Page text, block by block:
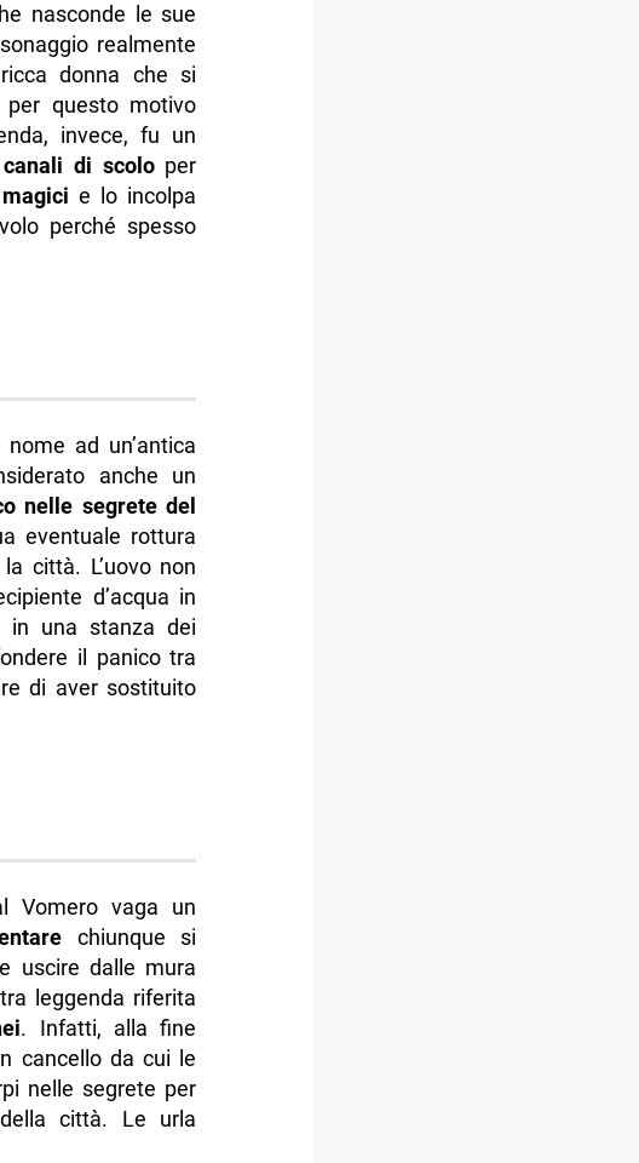
nasconde le sue
realmente
donna che si
questo motivo
invece, fu un
di scoloper
e lo incolpa
perché spesso
ad un’antica
anche un
nelle segrete del
eventuale rottura
città. L’uovo non
d’acqua in
in una stanza dei
il panico tra
di aver sostituito
Vomero vaga un
chiunque si
uscire dalle mura
leggenda riferita
. Infatti, alla fine
cancello da cui le
nelle segrete per
città. Le urla